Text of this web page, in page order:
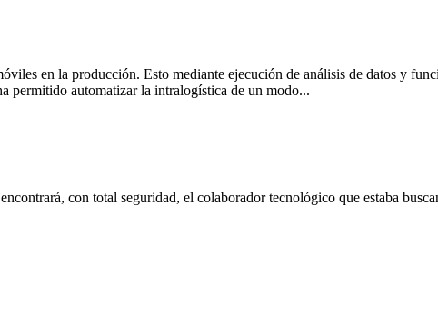
en la producción. Esto mediante ejecución de análisis de datos y
permitido automatizar la intralogística de un modo...
con total seguridad, el colaborador tecnológico que estaba